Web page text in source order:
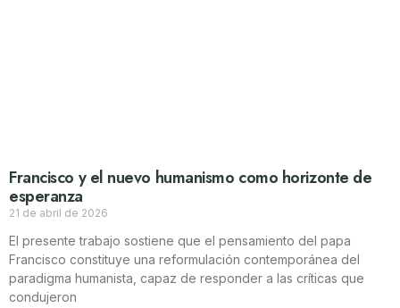
Francisco y el nuevo humanismo como horizonte de
esperanza
21 de abril de 2026
El presente trabajo sostiene que el pensamiento del papa
Francisco constituye una reformulación contemporánea del
paradigma humanista, capaz de responder a las críticas que
condujeron